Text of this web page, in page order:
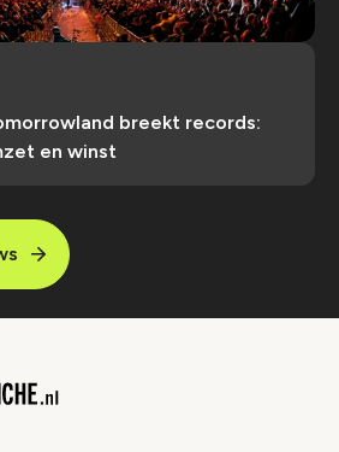
breekt records:
en winst